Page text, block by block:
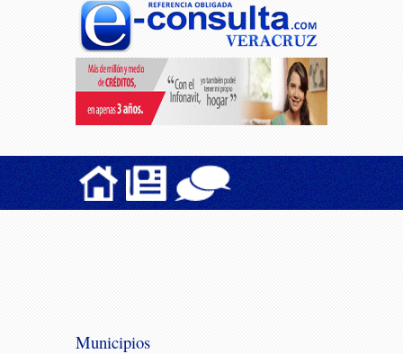
Municipios